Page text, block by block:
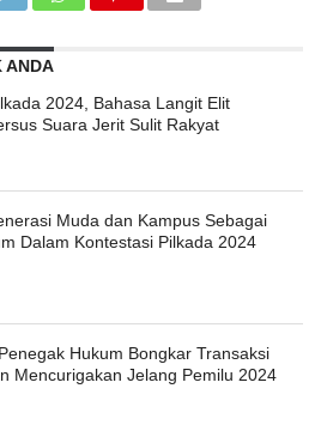
ANDA
2024, Bahasa Langit Elit
Suara Jerit Sulit Rakyat
Muda dan Kampus Sebagai
Dalam Kontestasi Pilkada 2024
Hukum Bongkar Transaksi
Mencurigakan Jelang Pemilu 2024